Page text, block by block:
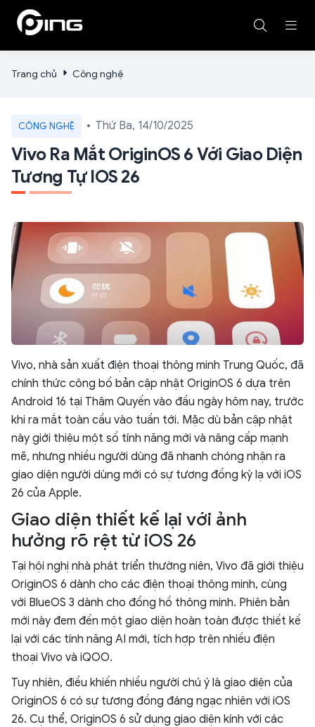
Trang chủ Công nghệ
CÔNG NGHỆ Thứ Ba, 14/10/2025
Vivo Ra Mắt OriginOS 6 Với Giao Diện
Tương Tự IOS 26
Vivo, nhà sản xuất điện thoại thông minh Trung Quốc, đã
chính thức công bố bản cập nhật OriginOS 6 dựa trên
Android 16 tại Thâm Quyến vào đầu ngày hôm nay, trước
khi ra mắt toàn cầu vào tuần tới. Mặc dù bản cập nhật
này giới thiệu một số tính năng mới và nâng cấp mạnh
mẽ, nhưng nhiều người dùng đã nhanh chóng nhận ra
giao diện người dùng mới có sự tương đồng kỳ lạ với iOS
26 của Apple.
Giao diện thiết kế lại với ảnh
hưởng rõ rệt từ iOS 26
Tại hội nghị nhà phát triển thường niên, Vivo đã giới thiệu
OriginOS 6 dành cho các điện thoại thông minh, cùng
với BlueOS 3 dành cho đồng hồ thông minh. Phiên bản
mới này đem đến một giao diện hoàn toàn được thiết kế
lại với các tính năng AI mới, tích hợp trên nhiều điện
thoại Vivo và iQOO.
Tuy nhiên, điều khiến nhiều người chú ý là giao diện của
OriginOS 6 có sự tương đồng đáng ngạc nhiên với iOS
26. Cụ thể, OriginOS 6 sử dụng giao diện kính với các